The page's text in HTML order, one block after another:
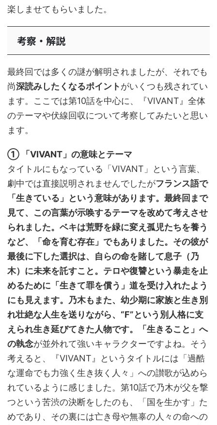
楽しませてもらいました。
考察・解説
最終回では多くの謎が解明されましたが、それでも
尚深読みしたくなるポイントがいくつも残されてい
ます。ここでは第10話を中心に、『VIVANT』全体
のテーマや伏線回収について考察してみたいと思い
ます。
① 「VIVANT」の意味とテーマ
タイトルにもなっている「VIVANT」という言葉、
劇中では直接説明されませんでしたがフランス語で
「生きている」という意味があります。最終回まで
見て、この言葉が示唤するテーマを改めて考えさせ
られました。ベキは荒野を緑に変え孤児たちを養う
など、「命を育む存在」でもありました。その彼が
最後に下した選択は、自らの命を賭して息子（乃
木）に未来を託すこと。テロや復讐という暴走を止
めるために「生きて罪を償う」道を受け入れたよう
にも見えます。乃木もまた、幼少期に家族と生き別
れ壮絶な人生を送りながら、“F”という別人格に支
えられ生き延びてきた人物です。「生きること」へ
の執念が並外れて強いキャラクターですよね。そう
考えると、『VIVANT』というタイトルには「過酷
な運命でも力強く生き抜く人々」への讃歌が込めら
れているように感じました。第10話で乃木が父を撃
つという苦渋の決断をしたのも、「国を生かす」た
めであり、その裏には亡き母や無辜の人々の命への